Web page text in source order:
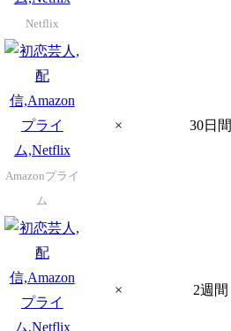
Netflix
Amazonプライ
ム
× 30日間
× 2週間